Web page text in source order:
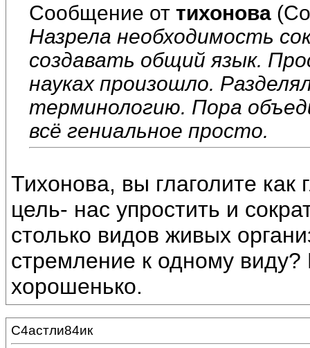
Сообщение от тихонова
Назрела необходимость
создавать общий язык.
науках произошло.
терминологию. Пора
всё гениальное просто.
Тихонова, вы глаголите
цель- нас упростить и
столько видов живых
стремление к одному
хорошенько.
С4астли84ик